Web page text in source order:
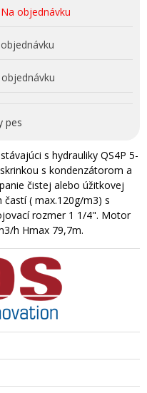
Na objednávku
pes
s hydrauliky QS4P 5-
s kondenzátorom a
čistej alebo úžitkovej
častí ( max.120g/m3) s
rozmer 1 1/4". Motor
h Hmax 79,7m.